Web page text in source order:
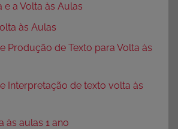
e a Volta às Aulas
às Aulas
Produção de Texto para Volta às
Interpretação de texto volta às
às aulas 1 ano